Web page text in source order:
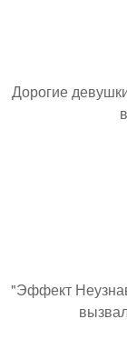
Дорогие
"Эффект